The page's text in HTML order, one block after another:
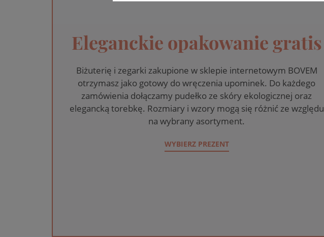
Eleganckie opakowanie gratis
Biżuterię i zegarki zakupione w sklepie internetowym BOVEM
otrzymasz jako gotowy do wręczenia upominek. Do każdego
zamówienia dołączamy pudełko ze skóry ekologicznej oraz
elegancką torebkę. Rozmiary i wzory mogą się różnić ze względu
na wybrany asortyment.
WYBIERZ PREZENT